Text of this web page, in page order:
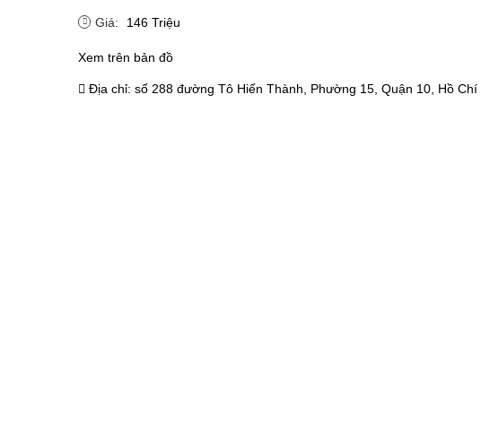
Giá: 146 Triệu
Xem trên bản đồ
Địa chỉ: số 288 đường Tô Hiến Thành, Phường 15, Quận 10, Hồ Chí